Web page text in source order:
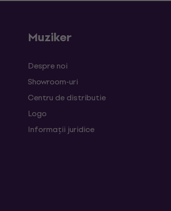
Muziker
Despre noi
Showroom-uri
Centru de distributie
Logo
Informații juridice